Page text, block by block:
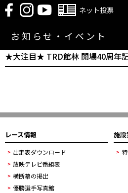
ネット投票
お知らせ・イベント
★大注目★ TRD館林 開場40周年
レース情報
出走表ダウンロード
放映テレビ番組表
横断幕の掲出
優勝選手写真館
施